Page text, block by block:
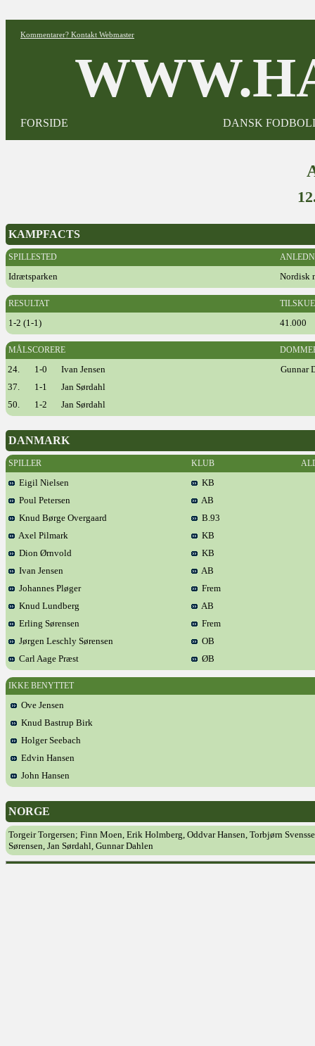
Kommentarer? Kontakt Webmaster
FORSIDE DANSK
KAMPFACTS
SPILLESTED
Idrætsparken Nordisk
RESULTAT
1-2 (1-1) 41.000
MÅLSCORERE
24. 1-0 Ivan Jensen
Gunnar
37.
1-1
Jan Sørdahl
50.
1-2 Jan Sørdahl
DANMARK
SPILLER KLUB
Eigil Nielsen
KB
Poul Petersen
AB
Knud Børge Overgaard
B.93
Axel Pilmark
KB
Dion Ørnvold
KB
Ivan Jensen
AB
Johannes Pløger
Frem
Knud Lundberg
AB
Erling Sørensen
Frem
Jørgen Leschly Sørensen
OB
Carl Aage Præst
ØB
IKKE BENYTTET
Ove Jensen
Knud Bastrup Birk
Holger Seebach
Edvin Hansen
John Hansen
NORGE
Torgeir Torgersen; Finn Moen, Erik Holmberg, Oddvar Hansen, Torbjørn
Sørensen, Jan Sørdahl, Gunnar Dahlen